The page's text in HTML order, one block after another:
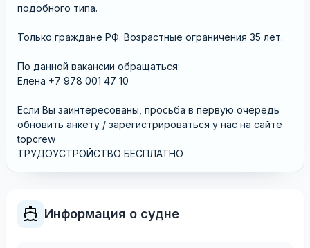
подобного типа.
Только граждане РФ. Возрастные ограничения 35 лет.
По данной вакансии обращаться:
Елена +7 978 001 47 10
Если Вы заинтересованы, просьба в первую очередь
обновить анкету / зарегистрироваться у нас на сайте
topcrew
ТРУДОУСТРОЙСТВО БЕСПЛАТНО
Информация о судне